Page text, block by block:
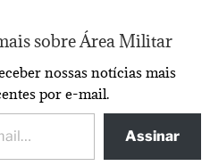
sobre Área Militar
nossas notícias mais
por e-mail.
Assinar